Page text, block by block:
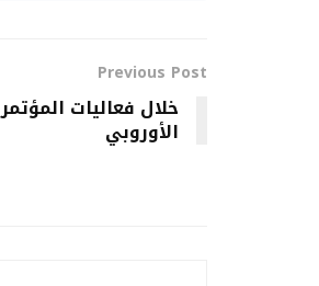
Previous Post
خلال فعاليات
الأوروبي